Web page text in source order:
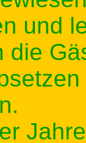
und
die